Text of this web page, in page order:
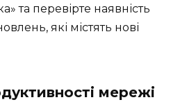
та перевірте наявність
які містять нові
мережі